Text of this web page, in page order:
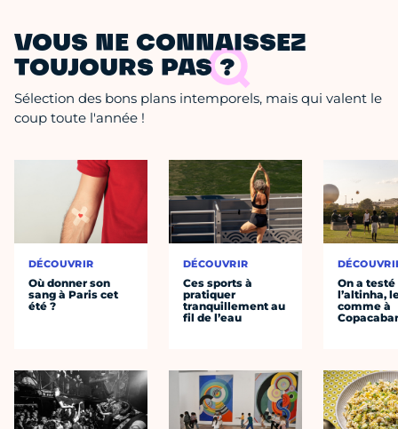
VOUS NE CONNAISSEZ
TOUJOURS PAS ?
Sélection des bons plans intemporels, mais qui valent le
coup toute l'année !
DÉCOUVRIR
Où donner son
sang à Paris cet
été ?
DÉCOUVRIR
Ces sports à
pratiquer
tranquillement au
fil de l’eau
On a testé
l’altinha,
comme à